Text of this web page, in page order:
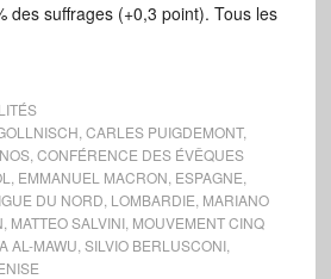
des suffrages (+0,3 point). Tous les
CARLES PUIGDEMONT,
, CONFÉRENCE DES ÉVÊQUES
EMMANUEL MACRON ESPAGNE
DU NORD LOMBARDIE MARIANO
MATTEO SALVINI, MOUVEMENT CINQ
AL-MAWU SILVIO BERLUSCONI,